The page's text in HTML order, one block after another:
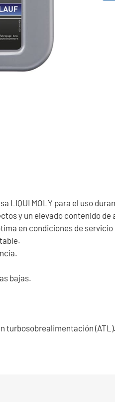
LIQUI MOLY para el uso
y un elevado contenido
en condiciones de
bajas.
turbosobrealimentación (ATL).